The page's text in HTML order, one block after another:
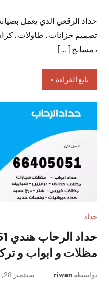
حداد الرقعي الذي يعمل
تصميم خزانات ، طاولات ،
، مسابح […]
تابع القراءة
حداد
مظلات و ابواب و
بواسطة riwan سبتمبر 28, 2021